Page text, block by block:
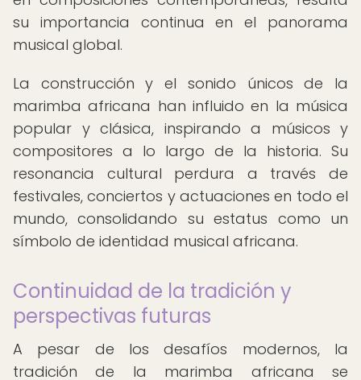
su importancia continua en el panorama
musical global.
La construcción y el sonido únicos de la
marimba africana han influido en la música
popular y clásica, inspirando a músicos y
compositores a lo largo de la historia. Su
resonancia cultural perdura a través de
festivales, conciertos y actuaciones en todo el
mundo, consolidando su estatus como un
símbolo de identidad musical africana.
Continuidad de la tradición y
perspectivas futuras
A pesar de los desafíos modernos, la
tradición de la marimba africana se